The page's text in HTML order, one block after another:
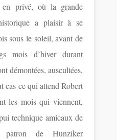
en privé, où la grande
a plaisir à se
sous le soleil, avant de
mois d’hiver durant
démontées, auscultées,
cas ce qui attend Robert
les mois qui viennent,
technique amicaux de
de Hunziker